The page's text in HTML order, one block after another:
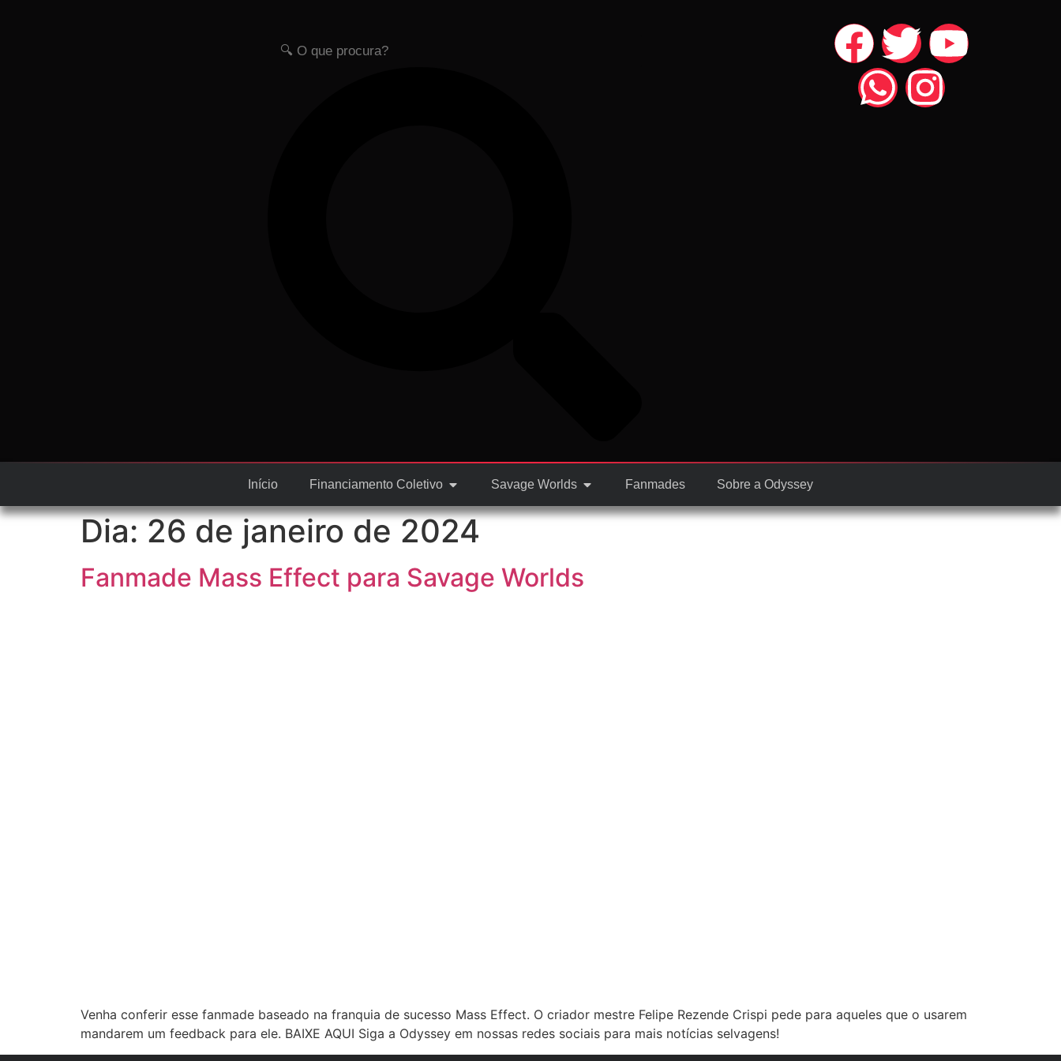
Início Financiamento Coletivo Savage Worlds Fanmades Sobre a Odyssey
Dia:26 de janeiro de 2024
Fanmade Mass Effect para Savage Worlds
Venha conferir esse fanmade baseado na franquia de sucesso Mass Effect. O criador mestre Felipe Rezende Crispi pede para aqueles que o usarem
mandarem um feedback para ele. BAIXE AQUI Siga a Odyssey em nossas redes sociais para mais notícias selvagens!